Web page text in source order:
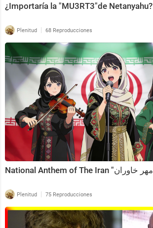
¿Importaría la "MU3RT3"de Netanyahu?
Plenitud | 68 Reproducciones
Plenitud | 75 Reproducciones